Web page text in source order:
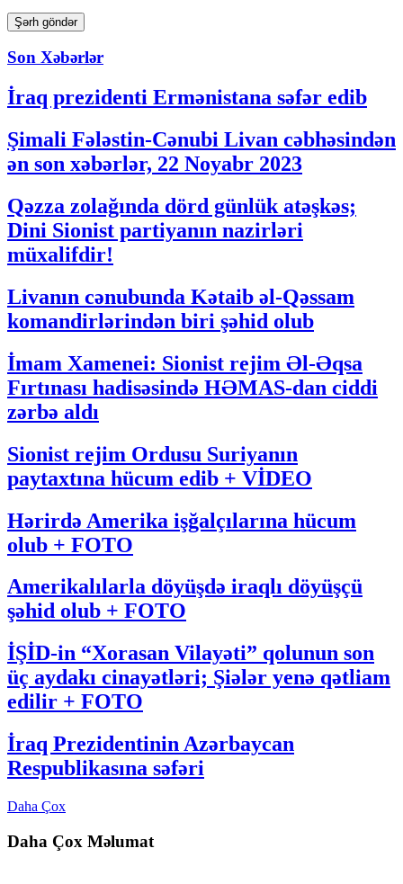
Son Xəbərlər
İraq prezidenti Ermənistana səfər edib
Şimali Fələstin-Cənubi Livan cəbhəsindən
ən son xəbərlər, 22 Noyabr 2023
Qəzza zolağında dörd günlük atəşkəs;
Dini Sionist partiyanın nazirləri
müxalifdir!
Livanın cənubunda Kətaib əl-Qəssam
komandirlərindən biri şəhid olub
İmam Xamenei: Sionist rejim Əl-Əqsa
Fırtınası hadisəsində HƏMAS-dan ciddi
zərbə aldı
Sionist rejim Ordusu Suriyanın
paytaxtına hücum edib + VİDEO
Hərirdə Amerika işğalçılarına hücum
olub + FOTO
Amerikalılarla döyüşdə iraqlı döyüşçü
şəhid olub + FOTO
İŞİD-in “Xorasan Vilayəti” qolunun son
üç aydakı cinayətləri; Şiələr yenə qətliam
edilir + FOTO
İraq Prezidentinin Azərbaycan
Respublikasına səfəri
Daha Çox
Daha Çox Məlumat